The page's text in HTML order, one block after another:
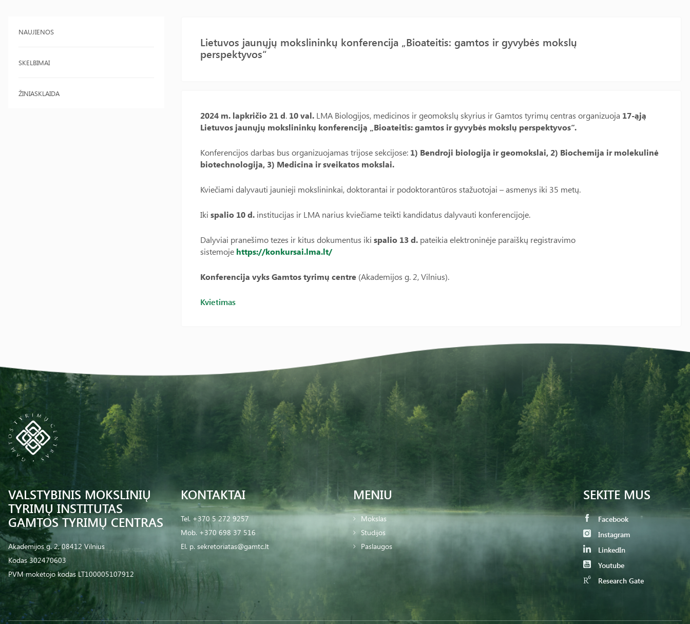
NAUJIENOS
SKELBIMAI
ŽINIASKLAIDA
Lietuvos jaunųjų mokslininkų konferencija „Bioateitis: gamtos ir gyvybės mokslų
perspektyvos“
2024 m. lapkričio 21 d. 10 val. LMA Biologijos, medicinos ir geomokslų skyrius ir Gamtos tyrimų centras organizuoja 17-ąją
Lietuvos jaunųjų mokslininkų konferenciją „Bioateitis: gamtos ir gyvybės mokslų perspektyvos“.
Konferencijos darbas bus organizuojamas trijose sekcijose: 1) Bendroji biologija ir geomokslai, 2) Biochemija ir molekulinė
biotechnologija, 3) Medicina ir sveikatos mokslai.
Kviečiami dalyvauti jaunieji mokslininkai, doktorantai ir podoktorantūros stažuotojai – asmenys iki 35 metų.
Iki spalio 10 d. institucijas ir LMA narius kviečiame teikti kandidatus dalyvauti konferencijoje.
Dalyviai pranešimo tezes ir kitus dokumentus iki spalio 13 d. pateikia elektroninėje paraiškų registravimo
sistemoje https://konkursai.lma.lt/
Konferencija vyks Gamtos tyrimų centre (Akademijos g. 2, Vilnius).
Kvietimas
VALSTYBINIS MOKSLINIŲ
TYRIMŲ INSTITUTAS
GAMTOS TYRIMŲ CENTRAS
Akademijos g. 2, 08412 Vilnius
Kodas 302470603
PVM mokėtojo kodas LT100005107912
KONTAKTAI
Tel. +370 5 272 9257
Mob. +370 698 37 516
El. p. sekretoriatas@gamtc.lt
MENIU
Mokslas
Studijos
Paslaugos
SEKITE MUS
Facebook
Instagram
LinkedIn
Youtube
Research Gate